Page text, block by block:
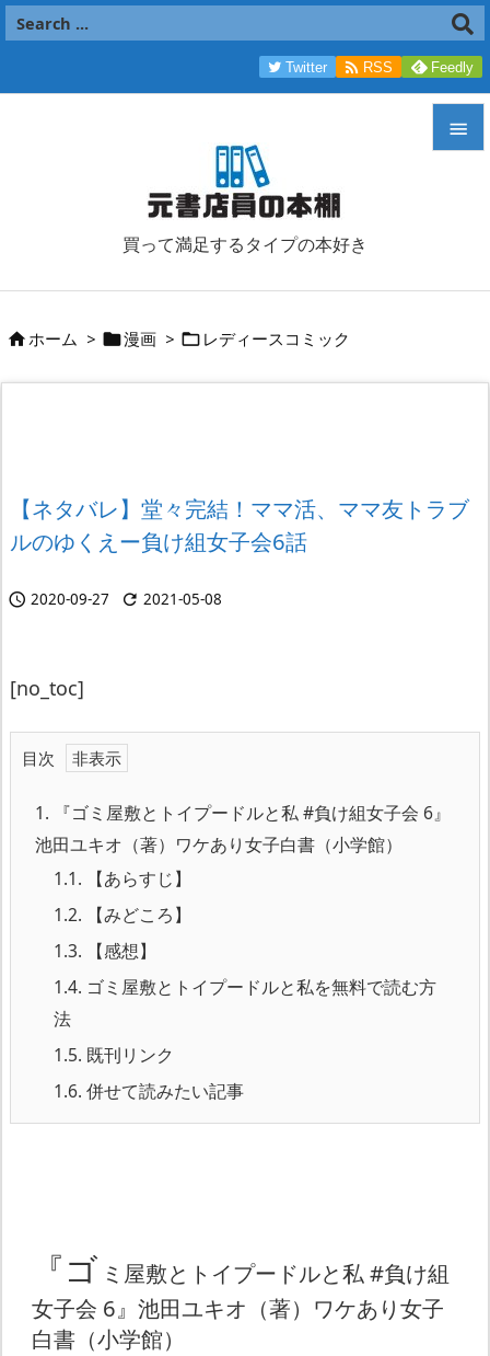
買って満足するタイプの本好き


次へ
Twitter  RSS Feedly
ホーム > 漫画 >  レディースコミック
【ネタバレ】堂々完結！ママ活、ママ友トラブ
ルのゆくえー負け組女子会6話
 2020-09-27  2021-05-08
[no_toc]
目次
1. 『ゴミ屋敷とトイプードルと私 #負け組女子会 6』
池田ユキオ（著）ワケあり女子白書（小学館）
1.1. 【あらすじ】
1.2. 【みどころ】
1.3. 【感想】
1.4. ゴミ屋敷とトイプードルと私を無料で読む方
法
1.5. 既刊リンク
1.6. 併せて読みたい記事
『ゴ ミ屋敷とトイプードルと私 #負け組
女子会 6』池田ユキオ（著）ワケあり女子
白書（小学館）